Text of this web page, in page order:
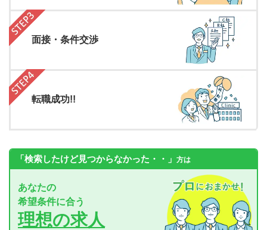
面接・条件交渉
転職成功!!
「検索したけど見つからなかった・・」 方は
あなたの
希望条件に合う
理想の求人